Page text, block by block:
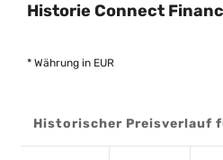
Historie Connect
* Währung in EUR
Historischer Preisverlauf